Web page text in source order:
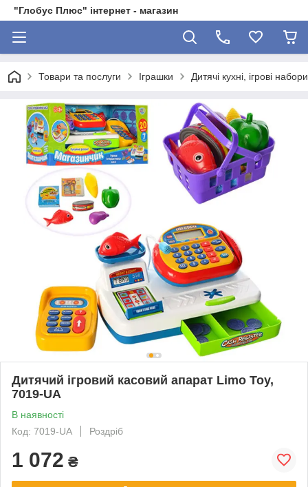
"Глобус Плюс" інтернет - магазин
Товари та послуги Іграшки Дитячі кухні, ігрові
Дитячий ігровий касовий апарат Limo Toy,
7019-UA
В наявності
Код: 7019-UA
Роздріб
1 072 ₴